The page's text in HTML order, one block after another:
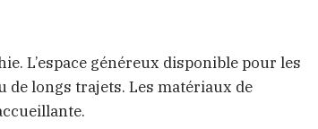
L’espace généreux disponible pour les
de longs trajets. Les matériaux de